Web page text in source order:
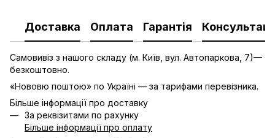
Доставка Оплата Гарантія
Самовивіз з нашого складу (м. Київ, вул. Автопаркова, 7)—
безкоштовно.
«Нововю поштою» по Україні — за тарифами перевізника.
Більше інформації про доставку
За реквізитами по рахунку
Більше інформації про оплату